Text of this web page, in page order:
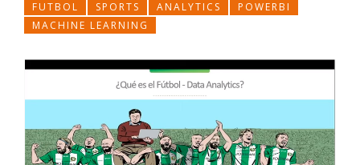
FUTBOL
SPORTS ANALYTICS
POWERBI
MACHINE LEARNING